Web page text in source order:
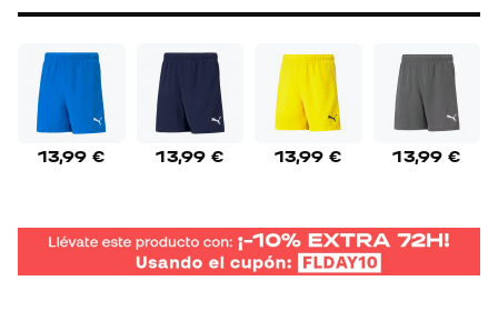
13,99 € 13,99 € 13,99 € 13,99 €